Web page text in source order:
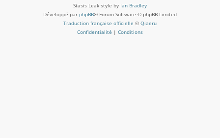
Stasis Leak style by Ian Bradley
Développé par phpBB® Forum Software © phpBB Limited
Traduction française officielle © Qiaeru
Confidentialité | Conditions